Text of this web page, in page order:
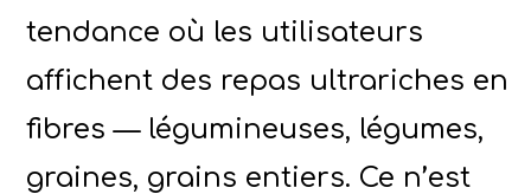
tendance où les utilisateurs
affichent des repas ultrariches en
fibres — légumineuses, légumes,
graines, grains entiers. Ce n’est